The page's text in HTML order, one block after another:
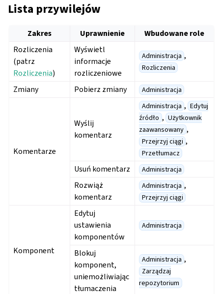
Lista przywilejów
Zakres Uprawnienie
Wbudowane role
Rozliczenia
(patrz
Rozliczenia)
Wyświetl
informacje
rozliczeniowe
Administracja ,
Rozliczenia
Zmiany Pobierz zmiany Administracja
Komentarze
Wyślij
komentarz
Administracja , Edytuj
źródło , Użytkownik
zaawansowany ,
Przejrzyj ciągi ,
Przetłumacz
Usuń komentarz Administracja
Rozwiąż
komentarz
Administracja ,
Przejrzyj ciągi
Komponent
Edytuj
ustawienia
komponentów
Administracja
Blokuj
komponent,
uniemożliwiając
tłumaczenia
Administracja ,
Zarządzaj
repozytorium